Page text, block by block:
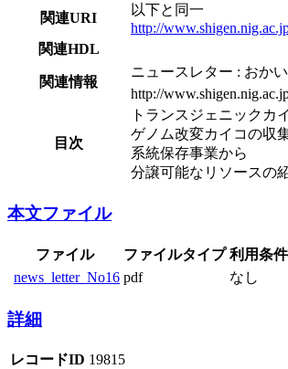
関連URI
以下と同一
http://
関連HDL
関連情報
ニュースレター : おか
http://
目次
トランスジェニックカ
ゲノム改変カイコの収
系統保存事業から
分譲可能なリソースの
本文ファイル
ファイル ファイルタイプ 利用条件
news_letter_No16 pdf なし
詳細
レコードID 19815